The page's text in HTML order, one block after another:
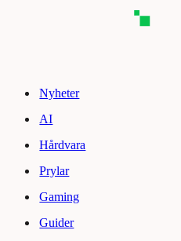
Nyheter
AI
Hårdvara
Prylar
Gaming
Guider